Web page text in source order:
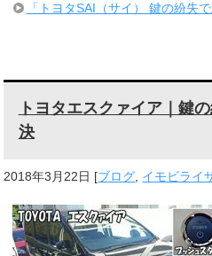
「トヨタSAI（サイ） 鍵の紛失
トヨタエスクァイア｜鍵
決
2018年3月22日 [ブログ イモビライ